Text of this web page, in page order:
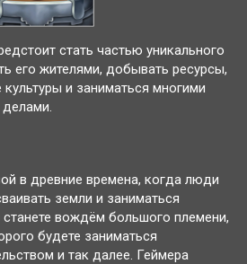
стать частью уникального
его жителями, добывать ресурсы,
и заниматься многими
в древние времена, когда люди
земли и заниматься
вождём большого племени,
будете заниматься
и так далее. Геймера